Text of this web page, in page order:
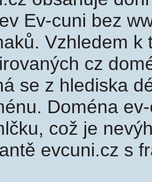
Ev-cuni bez
Vzhledem k
cz
se z hlediska
Doména
což je
evcuni.cz s